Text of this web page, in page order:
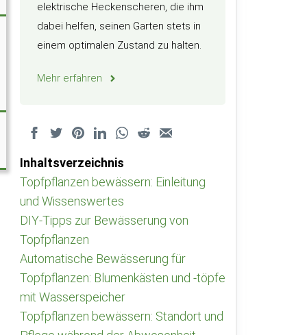
elektrische Heckenscheren, die ihm
dabei helfen, seinen Garten stets in
einem optimalen Zustand zu halten.
Mehr erfahren
Inhaltsverzeichnis
Topfpflanzen bewässern: Einleitung
und Wissenswertes
DIY-Tipps zur Bewässerung von
Topfpflanzen
Automatische Bewässerung für
Topfpflanzen: Blumenkästen und -töpfe
mit Wasserspeicher
Topfpflanzen bewässern: Standort und